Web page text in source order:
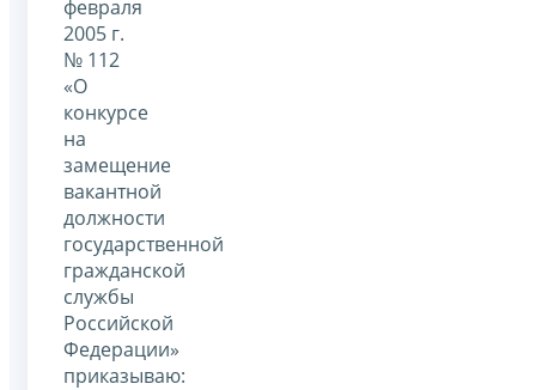
февраля
2005 г.
№ 112
«О
конкурсе
на
замещение
вакантной
должности
государственной
гражданской
службы
Российской
Федерации»
приказываю: